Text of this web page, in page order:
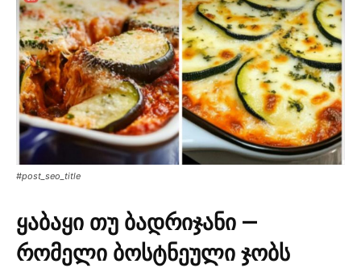
#post_seo_title
ყაბაყი თუ ბადრიჯანი —
რომელი ბოსტნეული ჯობს